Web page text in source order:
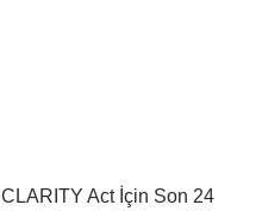
CLARITY Act İçin Son 24